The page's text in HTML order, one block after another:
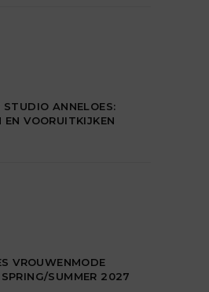
ANNELOES:
EN VOORUITKIJKEN
VROUWENMODE
SUMMER 2027